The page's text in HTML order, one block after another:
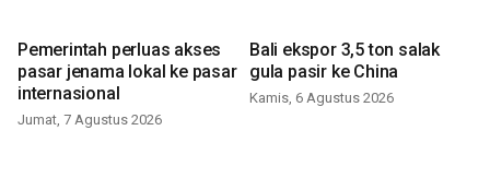
Pemerintah perluas akses
pasar jenama lokal ke pasar
internasional
Jumat, 7 Agustus 2026
Bali ekspor 3,5 ton salak
gula pasir ke China
Kamis, 6 Agustus 2026